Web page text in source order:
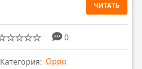
ЧИТАТЬ
0
Категория: Oppo